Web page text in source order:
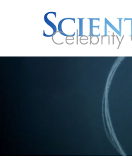
Celebrity
Scientology?